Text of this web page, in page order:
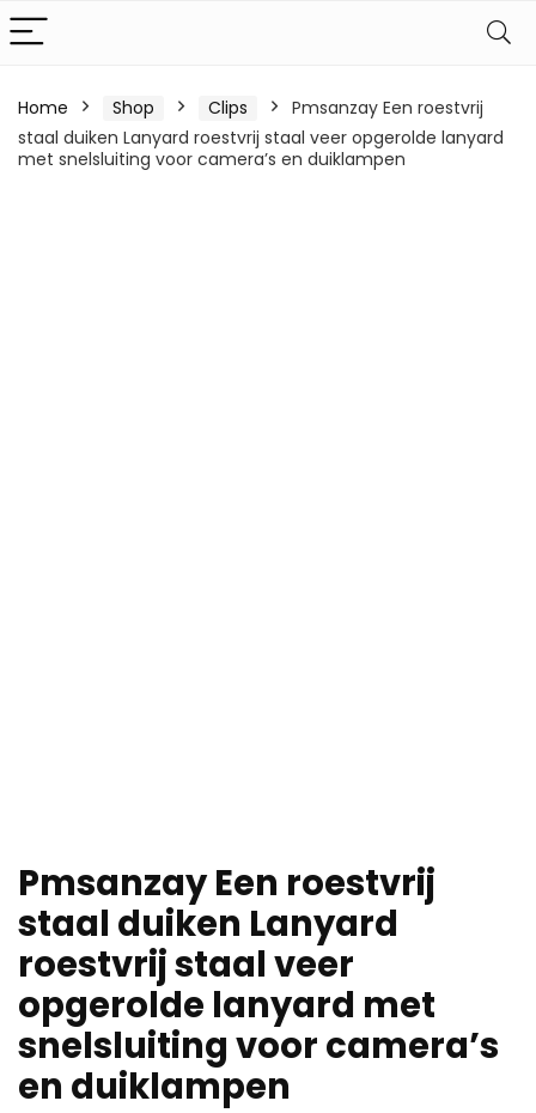
Home Shop Clips
Pmsanzay Een roestvrij
staal duiken Lanyard roestvrij staal veer opgerolde lanyard
met snelsluiting voor camera’s en duiklampen
Pmsanzay Een roestvrij
staal duiken Lanyard
roestvrij staal veer
opgerolde lanyard met
snelsluiting voor camera’s
en duiklampen